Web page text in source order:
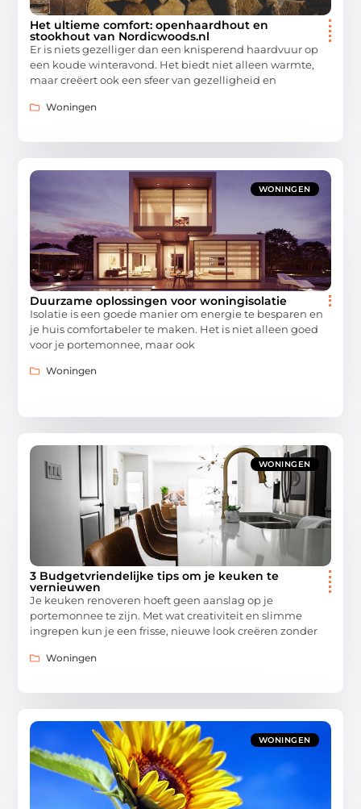
Het ultieme comfort: openhaardhout en
stookhout van Nordicwoods.nl
Er is niets gezelliger dan een knisperend haardvuur op
een koude winteravond. Het biedt niet alleen warmte,
maar creëert ook een sfeer van gezelligheid en
Woningen
WONINGEN
​​Duurzame oplossingen voor woningisolatie
Isolatie is een goede manier om energie te besparen en
je huis comfortabeler te maken. Het is niet alleen goed
voor je portemonnee, maar ook
Woningen
WONINGEN
3 Budgetvriendelijke tips om je keuken te
vernieuwen
Je keuken renoveren hoeft geen aanslag op je
portemonnee te zijn. Met wat creativiteit en slimme
ingrepen kun je een frisse, nieuwe look creëren zonder
Woningen
WONINGEN